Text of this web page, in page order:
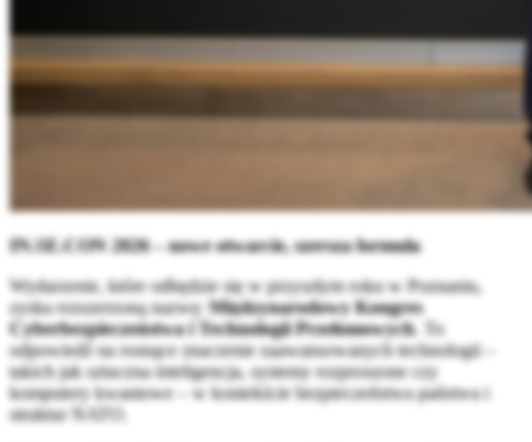
IN.SE.CON 2026 – nowe otwarcie, szersza formuła
Wydarzenie, które odbędzie się w przyszłym roku w Poznaniu,
zyska rozszerzoną nazwę: Międzynarodowy Kongres
Cyberbezpieczeństwa i Technologii Przełomowych. To
odpowiedź na rosnące znaczenie zaawansowanych technologii –
takich jak sztuczna inteligencja, systemy rozproszone czy
komputery kwantowe – w kontekście bezpieczeństwa państwa i
struktur NATO.